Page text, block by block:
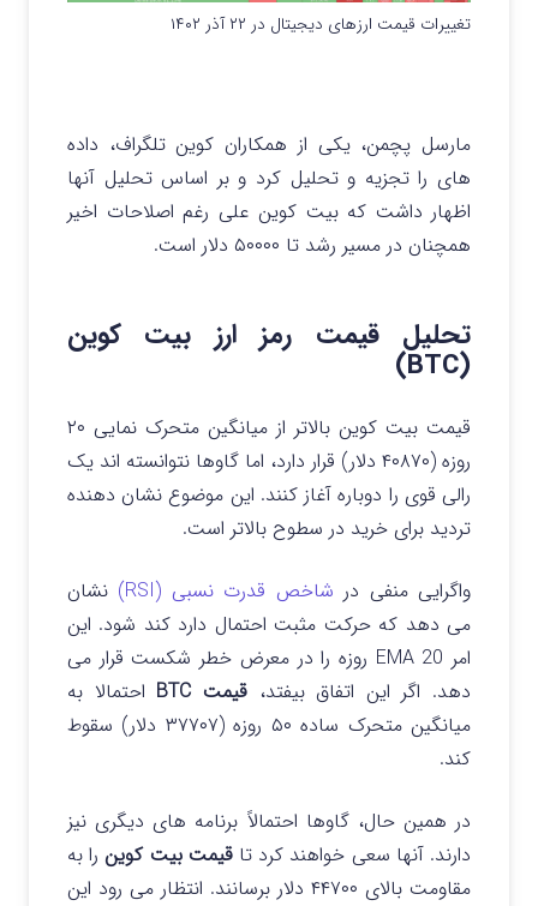
تغییرات قیمت ارزهای دیجیتال در ۲۲ آذر ۱۴۰۲
مارسل پچمن، یکی از همکاران کوین تلگراف، داده
های را تجزیه و تحلیل کرد و بر اساس تحلیل آنها
اظهار داشت که بیت کوین علی رغم اصلاحات اخیر
همچنان در مسیر رشد تا ۵۰۰۰۰ دلار است.
تحلیل قیمت رمز ارز بیت کوین
(BTC)
قیمت بیت کوین بالاتر از میانگین متحرک نمایی ۲۰
روزه (۴۰۸۷۰ دلار) قرار دارد، اما گاوها نتوانسته اند یک
رالی قوی را دوباره آغاز کنند. این موضوع نشان دهنده
تردید برای خرید در سطوح بالاتر است.
واگرایی منفی در شاخص قدرت نسبی (RSI)
نشان
می دهد که حرکت مثبت احتمال دارد کند شود. این
امر EMA 20 روزه را در معرض خطر شکست قرار می
دهد. اگر این اتفاق بیفتد،قیمت BTC
احتمالا به
میانگین متحرک ساده ۵۰ روزه (۳۷۷۰۷ دلار) سقوط
کند.
در همین حال، گاوها احتمالاً برنامه های دیگری نیز
دارند. آنها سعی خواهند کرد تاقیمت بیت کوینرا به
مقاومت بالای ۴۴۷۰۰ دلار برسانند. انتظار می رود این